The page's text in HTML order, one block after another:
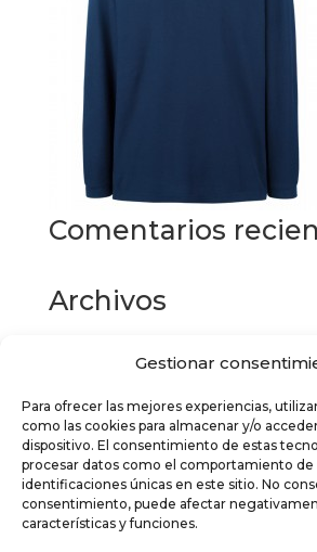
Gestionar
Para ofrecer las mejores experiencias,
como las cookies para almacenar y/o
dispositivo. El consentimiento de estas
procesar datos como el comportamiento de
identificaciones únicas en este sitio. No
consentimiento, puede afectar
características y funciones.
Comentarios
Archivos
Categorías
No hay categorías
Meta
Acceder
Feed de entradas